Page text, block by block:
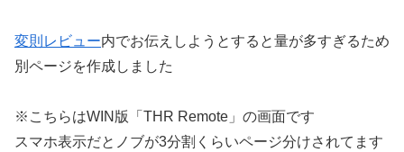
変則レビュー内でお伝えしようとすると量が多すぎるため
別ページを作成しました
※こちらはWIN版「THR Remote」の画面です
スマホ表示だとノブが3分割くらいページ分けされてます